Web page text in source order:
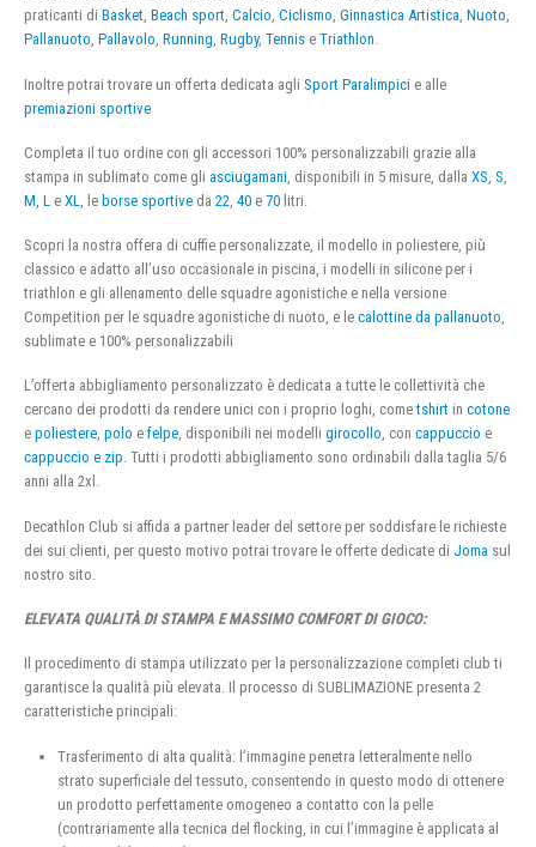
praticanti di Basket, Beach sport, Calcio, Ciclismo, Ginnastica Artistica, Nuoto,
Pallanuoto, Pallavolo, Running, Rugby, Tennis e Triathlon.
Inoltre potrai trovare un offerta dedicata agli Sport Paralimpici e alle
premiazioni sportive
Completa il tuo ordine con gli accessori 100% personalizzabili grazie alla
stampa in sublimato come gli asciugamani , disponibili in 5 misure, dalla XS S
M L e XL , le borse sportive da 22 40 e 70 litri.
Scopri la nostra offera di cuffie personalizzate, il modello in poliestere, più
classico e adatto all’uso occasionale in piscina, i modelli in silicone per i
triathlon e gli allenamento delle squadre agonistiche e nella versione
Competition per le squadre agonistiche di nuoto, e le calottine da pallanuoto,
sublimate e 100% personalizzabili
L’offerta abbigliamento personalizzato è dedicata a tutte le collettività che
cercano dei prodotti da rendere unici con i proprio loghi, cometshirt in cotone
e poliestere, polo e felpe, disponibili nei modelli girocollo, con cappuccio e
cappuccio e zip. Tutti i prodotti abbigliamento sono ordinabili dalla taglia 5/6
anni alla 2xl.
Decathlon Club si affida a partner leader del settore per soddisfare le richieste
dei sui clienti, per questo motivo potrai trovare le offerte dedicate di Joma sul
nostro sito.
ELEVATA QUALITÀ DI STAMPA E MASSIMO COMFORT DI GIOCO:
Il procedimento di stampa utilizzato per la personalizzazione completi club ti
garantisce la qualità più elevata. Il processo di SUBLIMAZIONE presenta 2
caratteristiche principali:
Trasferimento di alta qualità: l’immagine penetra letteralmente nello
strato superficiale del tessuto, consentendo in questo modo di ottenere
un prodotto perfettamente omogeneo a contatto con la pelle
(contrariamente alla tecnica del flocking, in cui l’immagine è applicata al